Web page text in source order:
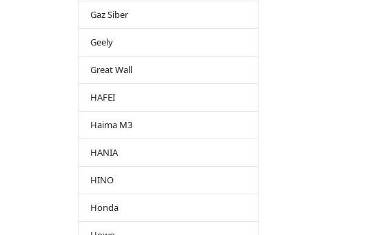
Gaz Siber
Geely
Great Wall
HAFEI
Haima M3
HANIA
HINO
Honda